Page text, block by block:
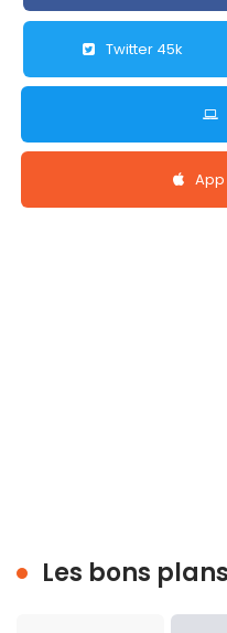
Twitter 45k
App
Les bons